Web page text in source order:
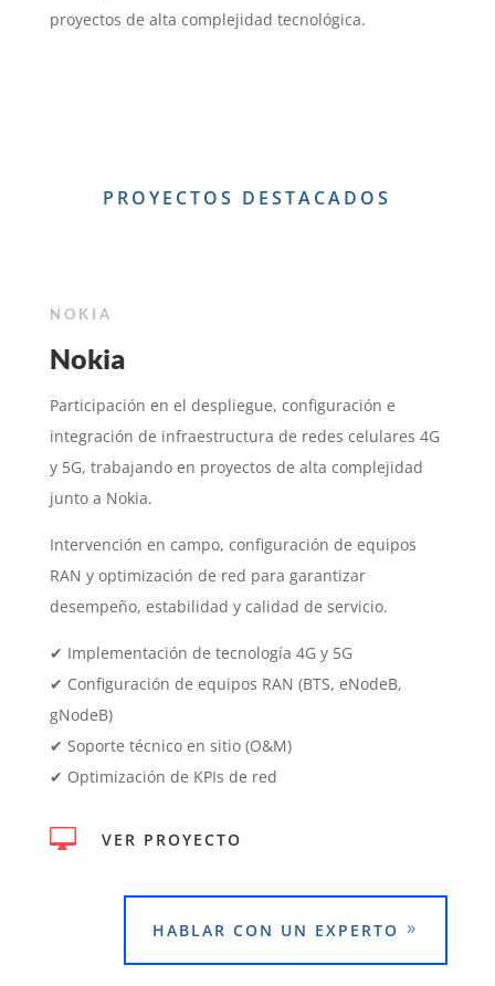
proyectos de alta complejidad tecnológica.
PROYECTOS DESTACADOS
NOKIA
Nokia
Participación en el despliegue, configuración e
integración de infraestructura de redes celulares 4G
y 5G, trabajando en proyectos de alta complejidad
junto a Nokia.
Intervención en campo, configuración de equipos
RAN y optimización de red para garantizar
desempeño, estabilidad y calidad de servicio.
✔ Implementación de tecnología 4G y 5G
✔ Configuración de equipos RAN (BTS, eNodeB,
gNodeB)
✔ Soporte técnico en sitio (O&M)
✔ Optimización de KPIs de red
 VER PROYECTO
HABLAR CON UN EXPERTO